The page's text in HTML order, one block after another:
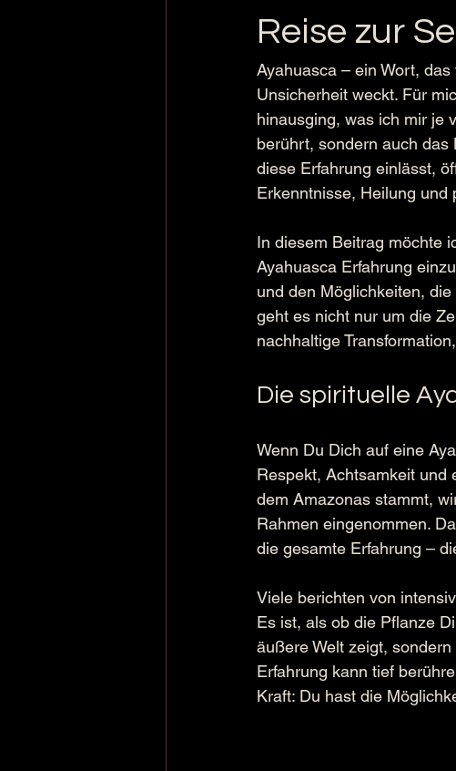
Reise zur
Ayahuasca – ein Wort,
Unsicherheit weckt. Für
hinausging, was ich mir je
berührt, sondern auch das
diese Erfahrung einlässt,
Erkenntnisse, Heilung und
In diesem Beitrag möchte
Ayahuasca Erfahrung
und den Möglichkeiten,
geht es nicht nur um die
nachhaltige
Die spirituelle
Wenn Du Dich auf eine
Respekt, Achtsamkeit und
dem Amazonas stammt,
Rahmen eingenommen.
die gesamte Erfahrung –
Viele berichten von
Es ist, als ob die Pflanze
äußere Welt zeigt,
Erfahrung kann tief
Kraft: Du hast die